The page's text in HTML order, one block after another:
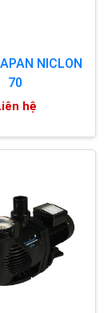
NICLON
70
hệ